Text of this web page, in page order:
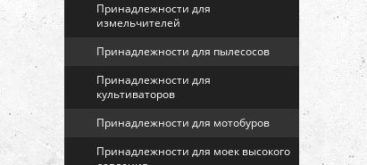
Принадлежности для
измельчителей
Принадлежности для пылесосов
Принадлежности для
культиваторов
Принадлежности для мотобуров
Принадлежности для моек высокого